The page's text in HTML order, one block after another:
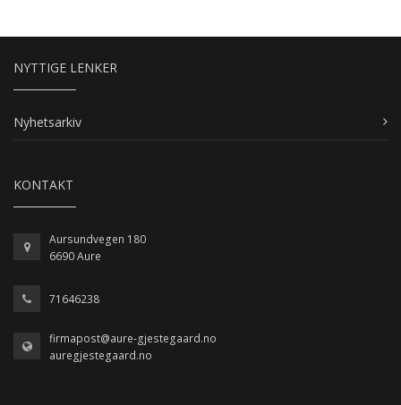
NYTTIGE LENKER
Nyhetsarkiv
KONTAKT
Aursundvegen 180
6690 Aure
71646238
firmapost@aure-gjestegaard.no
auregjestegaard.no